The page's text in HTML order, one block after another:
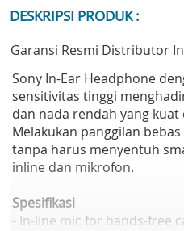
DESKRIPSI PRODUK :
Garansi Resmi Distributor
Sony In-Ear Headphone
sensitivitas tinggi
dan nada rendah yang
Melakukan panggilan
tanpa harus menyentuh
inline dan mikrofon.
Spesifikasi
- In-line mic for hands-free